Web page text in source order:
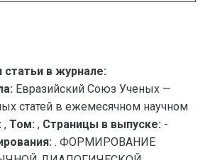
статьи в журнале:
Евразийский Союз Ученых —
статей в ежемесячном научном
, Том: , Страницы в выпуске: -
. ФОРМИРОВАНИЕ